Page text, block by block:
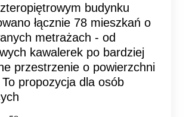
budynku
łącznie 78 mieszkań o
metrażach - od
kawalerek po bardziej
przestrzenie o powierzchni
propozycja dla osób